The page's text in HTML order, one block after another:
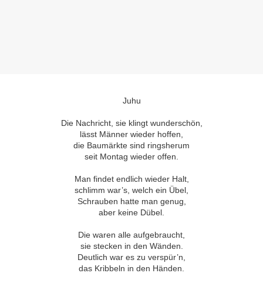
Juhu
Die Nachricht, sie klingt wunderschön,
lässt Männer wieder hoffen,
die Baumärkte sind ringsherum
seit Montag wieder offen.
Man findet endlich wieder Halt,
schlimm war’s, welch ein Übel,
Schrauben hatte man genug,
aber keine Dübel.
Die waren alle aufgebraucht,
sie stecken in den Wänden.
Deutlich war es zu verspür’n,
das Kribbeln in den Händen.